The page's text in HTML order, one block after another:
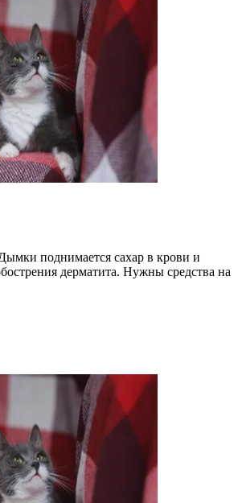
поднимается сахар в крови и
дерматита. Нужны средства на